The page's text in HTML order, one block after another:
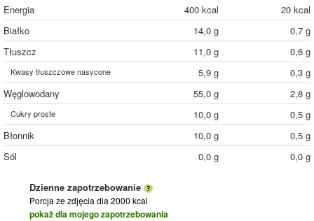
Energia 400 kcal
20 kcal
Białko
14,0 g
0,7 g
Tłuszcz
11,0 g 0,6 g
Kwasy tłuszczowe nasycone 5,9 g
0,3 g
Węglowodany
55,0 g 2,8 g
Cukry proste 10,0 g
0,5 g
Błonnik
10,0 g
0,5 g
Sól
0,0 g 0,0 g
Dzienne zapotrzebowanie
Porcja ze zdjęcia dla 2000 kcal
pokaż dla mojego zapotrzebowania